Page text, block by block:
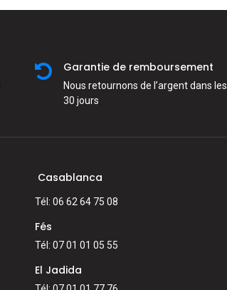
Garantie de remboursement
Nous retournons de l’argent dans les
30 jours
Casablanca
Tél: 06 62 64 75 08
Fés
Tél: 07 01 01 05 55
El Jadida